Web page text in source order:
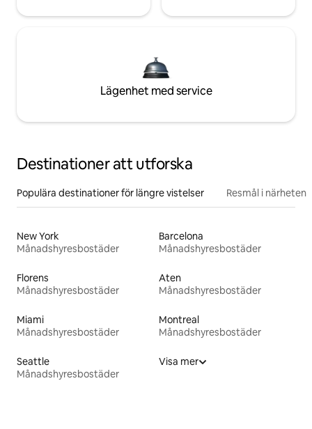
Lägenhet med service
Destinationer att utforska
Populära destinationer för längre vistelser Resmål i närheten
New York
Månadshyresbostäder
Barcelona
Månadshyresbostäder
Florens
Månadshyresbostäder
Aten
Månadshyresbostäder
Miami
Månadshyresbostäder
Montreal
Månadshyresbostäder
Seattle
Månadshyresbostäder
Visa mer